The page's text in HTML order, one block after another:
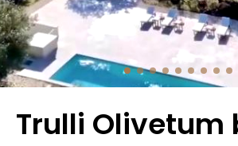
Trulli Olivetum